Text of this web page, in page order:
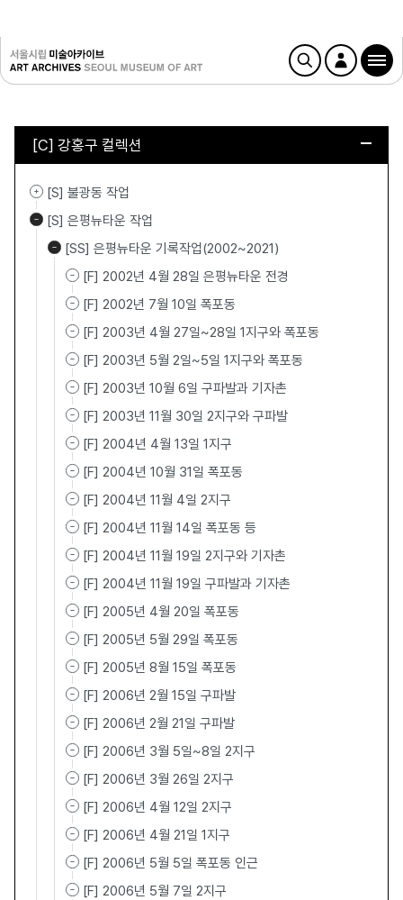
[C] 강홍구 컬렉션
[S] 불광동 작업
[S] 은평뉴타운 작업
[SS] 은평뉴타운 기록작업(2002~2021)
[F] 2002년 4월 28일 은평뉴타운 전경
[F] 2002년 7월 10일 폭포동
[F] 2003년 4월 27일~28일 1지구와 폭포동
[F] 2003년 5월 2일~5일 1지구와 폭포동
[F] 2003년 10월 6일 구파발과 기자촌
[F] 2003년 11월 30일 2지구와 구파발
[F] 2004년 4월 13일 1지구
[F] 2004년 10월 31일 폭포동
[F] 2004년 11월 4일 2지구
[F] 2004년 11월 14일 폭포동 등
[F] 2004년 11월 19일 2지구와 기자촌
[F] 2004년 11월 19일 구파발과 기자촌
[F] 2005년 4월 20일 폭포동
[F] 2005년 5월 29일 폭포동
[F] 2005년 8월 15일 폭포동
[F] 2006년 2월 15일 구파발
[F] 2006년 2월 21일 구파발
[F] 2006년 3월 5일~8일 2지구
[F] 2006년 3월 26일 2지구
[F] 2006년 4월 12일 2지구
[F] 2006년 4월 21일 1지구
[F] 2006년 5월 5일 폭포동 인근
[F] 2006년 5월 7일 2지구